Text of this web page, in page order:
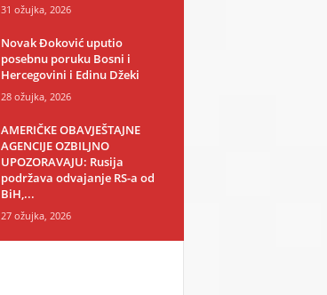
31 ožujka, 2026
Novak Đoković uputio
posebnu poruku Bosni i
Hercegovini i Edinu Džeki
28 ožujka, 2026
AMERIČKE OBAVJEŠTAJNE
AGENCIJE OZBILJNO
UPOZORAVAJU: Rusija
podržava odvajanje RS-a od
BiH,...
27 ožujka, 2026